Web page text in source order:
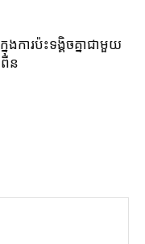
ងការប៉ះទង្គិចគ្នាជាមួយ
ន